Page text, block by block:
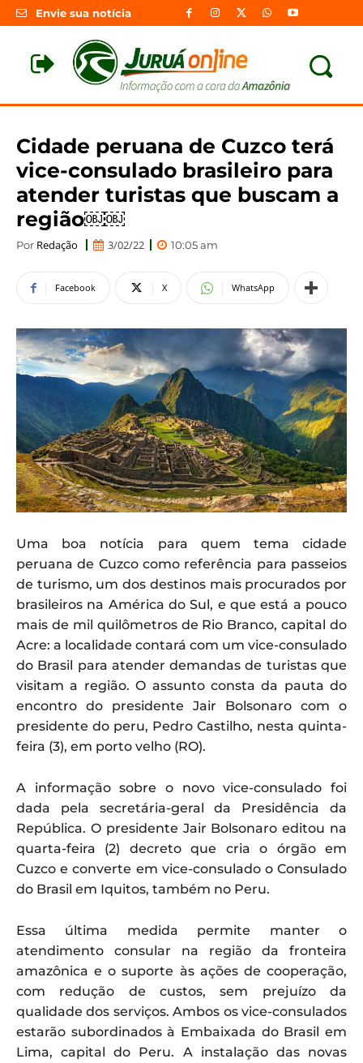
Envie sua notícia
Cidade peruana de Cuzco terá
vice-consulado brasileiro para
atender turistas que buscam a
região￼￼
Por Redação 3/02/22 10:05 am
Facebook X WhatsApp
Uma boa notícia para quem tema cidade
peruana de Cuzco como referência para passeios
de turismo, um dos destinos mais procurados por
brasileiros na América do Sul, e que está a pouco
mais de mil quilômetros de Rio Branco, capital do
Acre: a localidade contará com um vice-consulado
do Brasil para atender demandas de turistas que
visitam a região. O assunto consta da pauta do
encontro do presidente Jair Bolsonaro com o
presidente do peru, Pedro Castilho, nesta quinta-
feira (3), em porto velho (RO).
A informação sobre o novo vice-consulado foi
dada pela secretária-geral da Presidência da
República. O presidente Jair Bolsonaro editou na
quarta-feira (2) decreto que cria o órgão em
Cuzco e converte em vice-consulado o Consulado
do Brasil em Iquitos, também no Peru.
Essa última medida permite manter o
atendimento consular na região da fronteira
amazônica e o suporte às ações de cooperação,
com redução de custos, sem prejuízo da
qualidade dos serviços. Ambos os vice-consulados
estarão subordinados à Embaixada do Brasil em
Lima, capital do Peru. A instalação das novas